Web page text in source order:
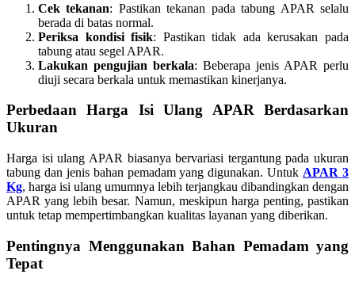
Cek tekanan: Pastikan tekanan pada tabung APAR selalu
berada di batas normal.
Periksa kondisi fisik: Pastikan tidak ada kerusakan pada
tabung atau segel APAR.
Lakukan pengujian berkala: Beberapa jenis APAR perlu
diuji secara berkala untuk memastikan kinerjanya.
Perbedaan Harga Isi Ulang APAR Berdasarkan
Ukuran
Harga isi ulang APAR biasanya bervariasi tergantung pada ukuran
tabung dan jenis bahan pemadam yang digunakan. Untuk APAR 3
Kg, harga isi ulang umumnya lebih terjangkau dibandingkan dengan
APAR yang lebih besar. Namun, meskipun harga penting, pastikan
untuk tetap mempertimbangkan kualitas layanan yang diberikan.
Pentingnya Menggunakan Bahan Pemadam yang
Tepat